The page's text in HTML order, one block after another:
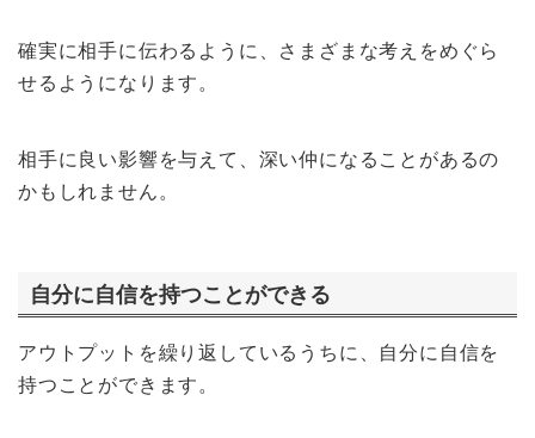
確実に相手に伝わるように、さまざまな考えをめぐら
せるようになります。
相手に良い影響を与えて、深い仲になることがあるの
かもしれません。
自分に自信を持つことができる
アウトプットを繰り返しているうちに、自分に自信を
持つことができます。